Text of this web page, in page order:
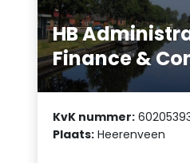
HB
Finance &
KvK nummer:
Plaats: Heerenveen